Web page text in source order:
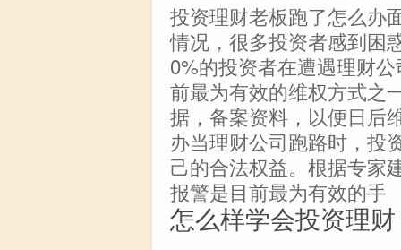
投资理财老板跑了怎么办
情况，很多投资者感到困
0%的投资者在遭遇理财
前最为有效的维权方式之
据，备案资料，以便日后
办当理财公司跑路时，投
己的合法权益。根据专家
报警是目前最为有效的手
怎么样学会投资理财